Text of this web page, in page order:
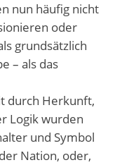
nun häufig nicht
oder
grundsätzlich
– als das
durch Herkunft,
Logik wurden
und Symbol
Nation, oder,